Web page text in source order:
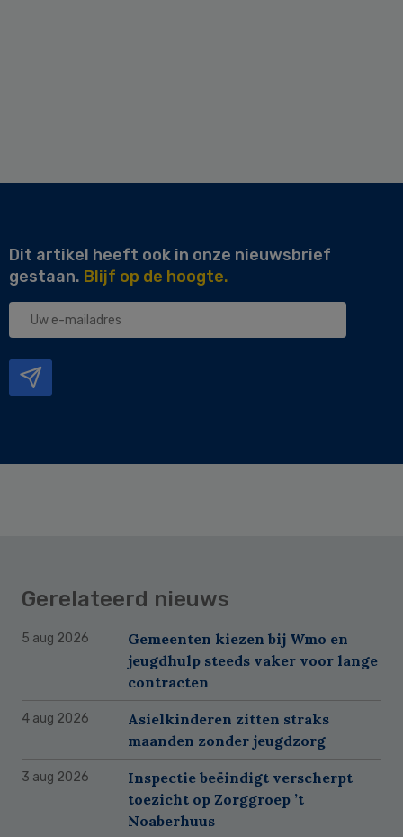
Dit artikel heeft ook in onze nieuwsbrief
gestaan. Blijf op de hoogte.
Uw
Gerelateerd nieuws
5 aug 2026
Gemeenten kiezen bij Wmo en
jeugdhulp steeds vaker voor lange
contracten
4 aug 2026
Asielkinderen zitten straks
maanden zonder jeugdzorg
3 aug 2026
Inspectie beëindigt verscherpt
toezicht op Zorggroep ’t
Noaberhuus